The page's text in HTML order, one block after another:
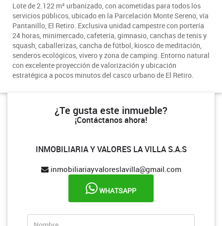
Lote de 2.122 m² urbanizado, con acometidas para todos los
servicios públicos, ubicado en la Parcelación Monte Sereno, vía
Pantanillo, El Retiro. Exclusiva unidad campestre con portería
24 horas, minimercado, cafetería, gimnasio, canchas de tenis y
squash, caballerizas, cancha de fútbol, kiosco de meditación,
senderos ecológicos, vivero y zona de camping. Entorno natural
con excelente proyección de valorización y ubicación
estratégica a pocos minutos del casco urbano de El Retiro.
¿Te gusta este inmueble?
¡Contáctanos ahora!
INMOBILIARIA Y VALORES LA VILLA S.A.S
inmobiliariayvaloreslavilla@gmail.com
WHATSAPP